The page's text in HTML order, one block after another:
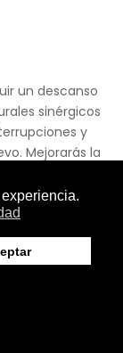
un descanso
sinérgicos
y
Mejorarás la
circadiano, el
el
lidiando
la
sea de